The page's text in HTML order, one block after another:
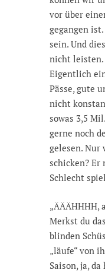
vor über
gegangen
sein. Und
nicht leisten.
Eigentlich
Pässe, gute
nicht
sowas 3,5
gerne noch
gelesen. Nur
schicken? Er
Schlecht
„ÄÄÄHHHH,
Merkst du
blinden
„läufe“ von
Saison, ja,